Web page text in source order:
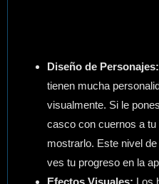
Diseño de Personajes:
tienen mucha
visualmente. Si le
casco con cuernos a
mostrarlo. Este nivel
ves tu progreso en la
Efectos Visuales: Los